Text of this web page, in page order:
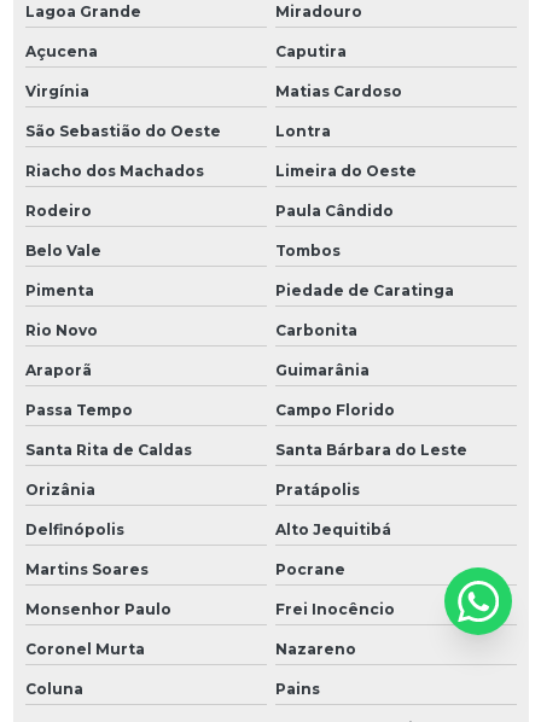
Lagoa Grande Miradouro
Açucena Caputira
Virgínia Matias Cardoso
São Sebastião do Oeste Lontra
Riacho dos Machados Limeira do Oeste
Rodeiro Paula Cândido
Belo Vale Tombos
Pimenta Piedade de Caratinga
Rio Novo Carbonita
Araporã Guimarânia
Passa Tempo Campo Florido
Santa Rita de Caldas Santa Bárbara do Leste
Orizânia Pratápolis
Delfinópolis Alto Jequitibá
Martins Soares Pocrane
Monsenhor Paulo Frei Inocêncio
Coronel Murta Nazareno
Coluna Pains